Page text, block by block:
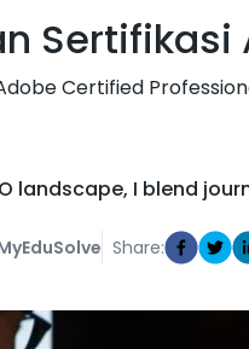
Certified
landscape, I blend
Share: